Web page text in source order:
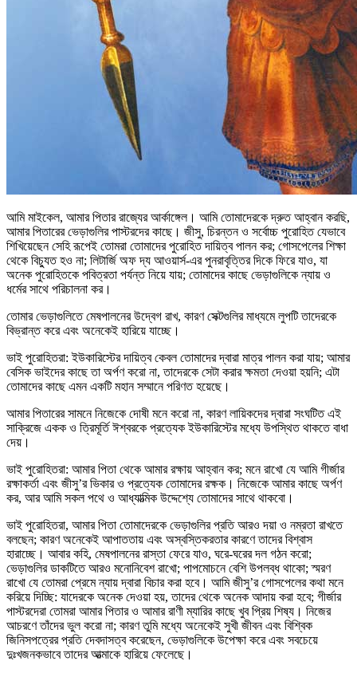
আমি মাইকেল, আমার পিতার রাজ্যের আর্কাঙ্গেল। আমি তোমাদেরকে দ্রুত আহ্বান করছি,
আমার পিতারের ভেড়াগুলির পাস্টরদের কাছে। জীসু, চিরন্তন ও সর্বোচ্চ পুরোহিত যেভাবে
শিখিয়েছেন সেহি রূপেই তোমরা তোমাদের পুরোহিত দায়িত্ব পালন কর; গোসপেলের শিক্ষা
থেকে বিচ্যুত হও না; লিটার্জি অফ দ্য আওয়ার্স-এর পুনরাবৃত্তির দিকে ফিরে যাও, যা
অনেক পুরোহিতকে পবিত্রতা পর্যন্ত নিয়ে যায়; তোমাদের কাছে ভেড়াগুলিকে ন্যায় ও
ধর্মের সাথে পরিচালনা কর।
তোমার ভেড়াগুলিতে মেষপালনের উদ্বেগ রাখ, কারণ সেক্টগুলির মাধ্যমে লুপটি তাদেরকে
বিভ্রান্ত করে এবং অনেকেই হারিয়ে যাচ্ছে।
ভাই পুরোহিতরা: ইউকারিস্টের দায়িত্ব কেবল তোমাদের দ্বারা মাত্র পালন করা যায়; আমার
বেসিক ভাইদের কাছে তা অর্পণ করো না, তাদেরকে সেটা করার ক্ষমতা দেওয়া হয়নি; এটা
তোমাদের কাছে এমন একটি মহান সম্মানে পরিণত হয়েছে।
আমার পিতারের সামনে নিজেকে দোষী মনে করো না, কারণ লায়িকদের দ্বারা সংঘটিত এই
সাক্রিজে একক ও ত্রিমূর্তি ঈশ্বরকে প্রত্যেক ইউকারিস্টের মধ্যে উপস্থিত থাকতে বাধা
দেয়।
ভাই পুরোহিতরা: আমার পিতা থেকে আমার রক্ষায় আহ্বান কর; মনে রাখো যে আমি গীর্জার
রক্ষাকর্তা এবং জীসু’র ভিকার ও প্রত্যেক তোমাদের রক্ষক। নিজেকে আমার কাছে অর্পণ
কর, আর আমি সকল পথে ও আধ্যাত্মিক উদ্দেশ্যে তোমাদের সাথে থাকবো।
ভাই পুরোহিতরা, আমার পিতা তোমাদেরকে ভেড়াগুলির প্রতি আরও দয়া ও নম্রতা রাখতে
বলছেন; কারণ অনেকেই আপাততায় এবং অস্বস্তিকরতার কারণে তাদের বিশ্বাস
হারাচ্ছে। আবার কহি, মেষপালনের রাস্তা ফেরে যাও, ঘরে-ঘরের দল গঠন করো;
ভেড়াগুলির ডাকটিতে আরও মনোনিবেশ রাখো; পাপমোচনে বেশি উপলব্ধ থাকো; স্মরণ
রাখো যে তোমরা প্রেমে ন্যায় দ্বারা বিচার করা হবে। আমি জীসু’র গোসপেলের কথা মনে
করিয়ে দিচ্ছি: যাদেরকে অনেক দেওয়া হয়, তাদের থেকে অনেক আদায় করা হবে; গীর্জার
পাস্টরদেরা তোমরা আমার পিতার ও আমার রাণী ম্যারির কাছে খুব প্রিয় শিষ্য। নিজের
আচরণে তাঁদের ভুল করো না; কারণ তুমি মধ্যে অনেকেই সুখী জীবন এবং বিশ্বিক
জিনিসপত্রের প্রতি দেবদাসত্ব করেছেন, ভেড়াগুলিকে উপেক্ষা করে এবং সবচেয়ে
দুঃখজনকভাবে তাদের আত্মাকে হারিয়ে ফেলেছে।